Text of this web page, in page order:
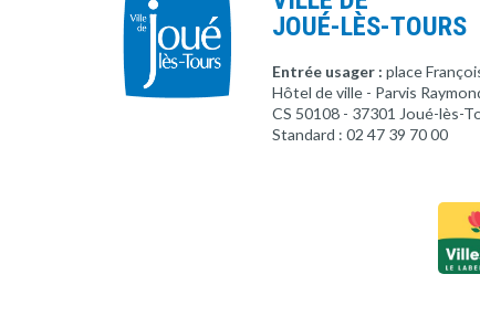
JOUÉ-LÈS-TOURS
Entrée usager : place
Hôtel de ville - Parvis
CS 50108 - 37301 Joué-lès-
Standard : 02 47 39 70 00